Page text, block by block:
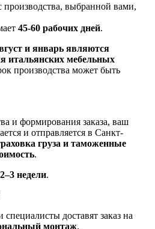
производства, выбранной вами,
45-60 рабочих дней.
и январь являются
итальянских мебельных
производства может быть
и формирования заказа, ваш
и отправляется в Санкт-
груза и таможенные
.
2–3 недели.
доставят заказ на
монтаж.